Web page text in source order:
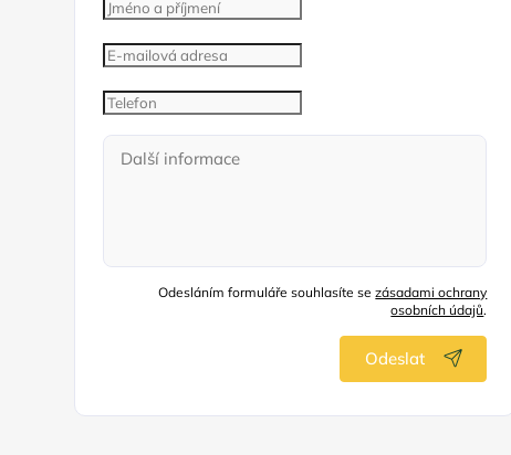
Odesláním formuláře souhlasíte sezásadami ochrany
osobních údajů.
Odeslat